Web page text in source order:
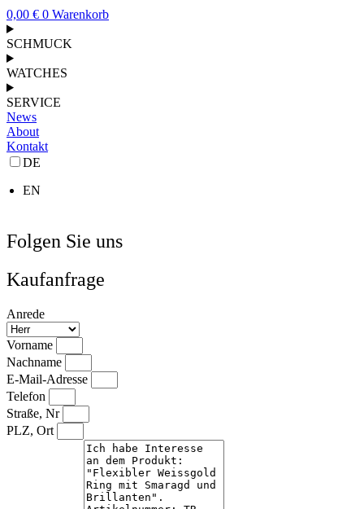
0,00 € 0 Warenkorb
SCHMUCK
WATCHES
SERVICE
News
About
Kontakt
DE
EN
Folgen Sie uns
Kaufanfrage
Anrede
Vorname
Nachname
E-Mail-Adresse
Telefon
Straße, Nr
PLZ, Ort